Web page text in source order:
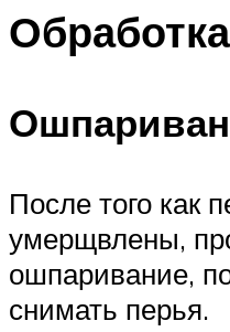
После того как
умерщвлены,
ошпаривание,
снимать перья.